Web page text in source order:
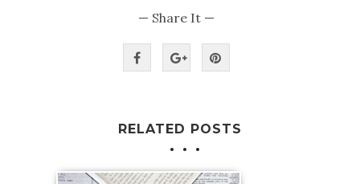
— Share It —
RELATED POSTS